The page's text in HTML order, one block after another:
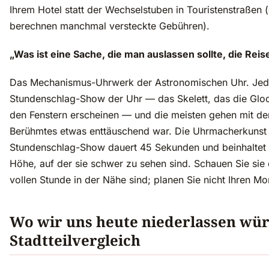
Ihrem Hotel statt der Wechselstuben in Touristenstraßen
berechnen manchmal versteckte Gebühren).
„Was ist eine Sache, die man auslassen sollte, die
Das Mechanismus-Uhrwerk der Astronomischen Uhr.
Stundenschlag-Show der Uhr — das Skelett, das die
den Fenstern erscheinen — und die meisten gehen mit
Berühmtes etwas enttäuschend war. Die
Stundenschlag-Show dauert 45 Sekunden und
Höhe, auf der sie schwer zu sehen sind. Schauen Sie
vollen Stunde in der Nähe sind; planen Sie nicht Ihren
Wo wir uns heute niederlassen
Stadtteilvergleich